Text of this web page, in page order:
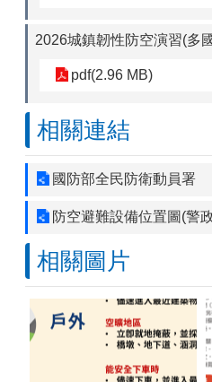
2026城鎮韌性防空演習(多
pdf(2.96 MB)
相關連結
國防部全民防衛動員署
防空避難設備位置圖(警
相關圖片